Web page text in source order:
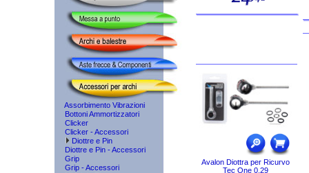
Assorbimento Vibrazioni
Bottoni Ammortizzatori
Clicker
Clicker - Accessori
Diottre e Pin
Diottre e Pin - Accessori
Grip
Grip - Accessori
Avalon Diottra per Ricurvo
Tec One 0.29